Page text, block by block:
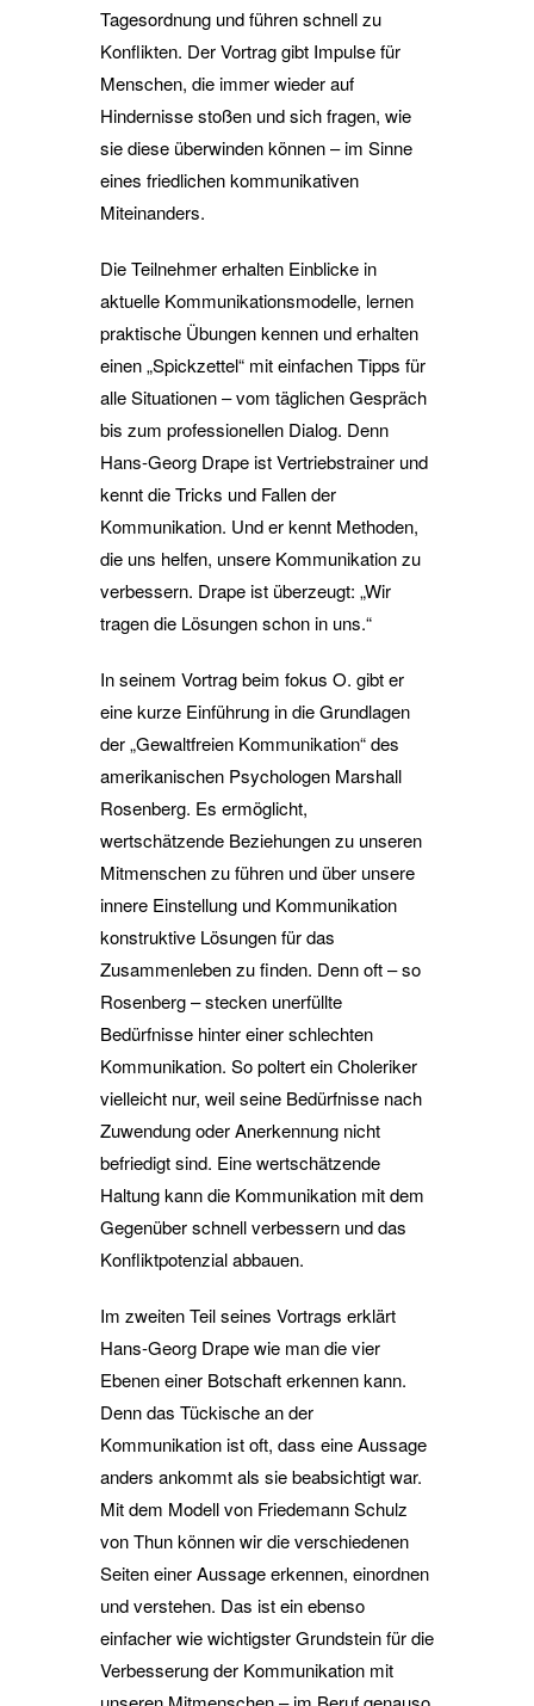
Tagesordnung und führen schnell zu
Konflikten. Der Vortrag gibt Impulse für
Menschen, die immer wieder auf
Hindernisse stoßen und sich fragen, wie
sie diese überwinden können – im Sinne
eines friedlichen kommunikativen
Miteinanders.
Die Teilnehmer erhalten Einblicke in
aktuelle Kommunikationsmodelle, lernen
praktische Übungen kennen und erhalten
einen „Spickzettel“ mit einfachen Tipps für
alle Situationen – vom täglichen Gespräch
bis zum professionellen Dialog. Denn
Hans-Georg Drape ist Vertriebstrainer und
kennt die Tricks und Fallen der
Kommunikation. Und er kennt Methoden,
die uns helfen, unsere Kommunikation zu
verbessern. Drape ist überzeugt: „Wir
tragen die Lösungen schon in uns.“
In seinem Vortrag beim fokus O. gibt er
eine kurze Einführung in die Grundlagen
der „Gewaltfreien Kommunikation“ des
amerikanischen Psychologen Marshall
Rosenberg. Es ermöglicht,
wertschätzende Beziehungen zu unseren
Mitmenschen zu führen und über unsere
innere Einstellung und Kommunikation
konstruktive Lösungen für das
Zusammenleben zu finden. Denn oft – so
Rosenberg – stecken unerfüllte
Bedürfnisse hinter einer schlechten
Kommunikation. So poltert ein Choleriker
vielleicht nur, weil seine Bedürfnisse nach
Zuwendung oder Anerkennung nicht
befriedigt sind. Eine wertschätzende
Haltung kann die Kommunikation mit dem
Gegenüber schnell verbessern und das
Konfliktpotenzial abbauen.
Im zweiten Teil seines Vortrags erklärt
Hans-Georg Drape wie man die vier
Ebenen einer Botschaft erkennen kann.
Denn das Tückische an der
Kommunikation ist oft, dass eine Aussage
anders ankommt als sie beabsichtigt war.
Mit dem Modell von Friedemann Schulz
von Thun können wir die verschiedenen
Seiten einer Aussage erkennen, einordnen
und verstehen. Das ist ein ebenso
einfacher wie wichtigster Grundstein für die
Verbesserung der Kommunikation mit